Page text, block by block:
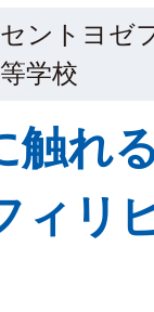
セントヨゼ
等学校
触
ィリ